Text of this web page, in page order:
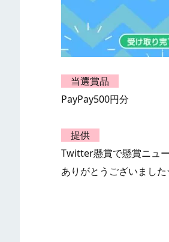
当選賞品
PayPay500円分
提供
Twitter懸賞で懸賞ニュ
ありがとうございまし